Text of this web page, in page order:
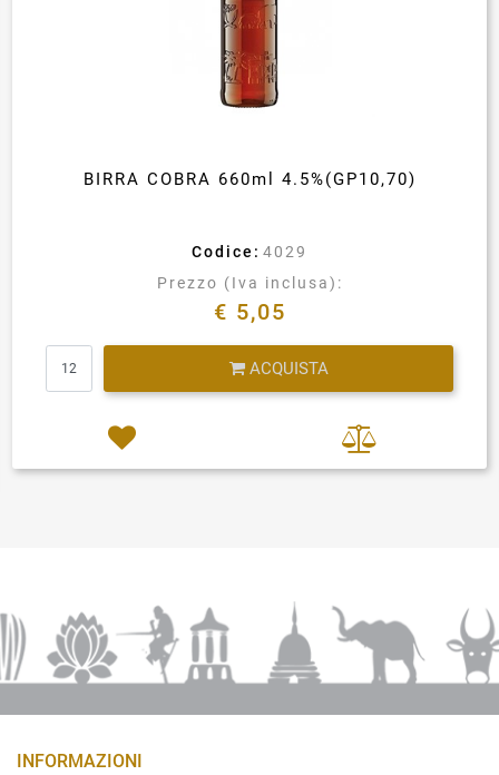
BIRRA COBRA 660ml 4.5%(GP10,70)
Codice: 4029
Prezzo (Iva inclusa):
€ 5,05
ACQUISTA
INFORMAZIONI